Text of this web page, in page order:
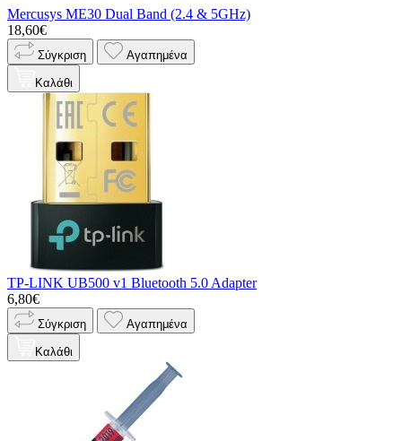
Mercusys ME30 Dual Band (2.4 & 5GHz)
18,60€
Σύγκριση Αγαπημένα
Καλάθι
TP-LINK UB500 v1 Bluetooth 5.0 Adapter
6,80€
Σύγκριση Αγαπημένα
Καλάθι